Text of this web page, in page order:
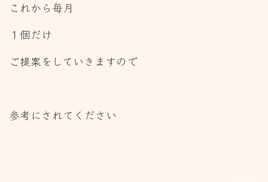
これから毎月
１個だけ
ご提案をしていきますので
参考にされてください